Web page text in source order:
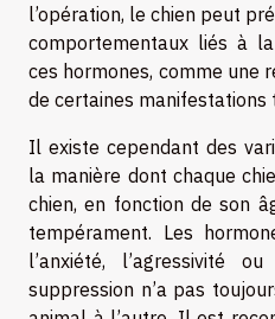
l’opération, le chien peut
comportementaux liés à
ces hormones, comme une
de certaines manifestations
Il existe cependant des
la manière dont chaque
chien, en fonction de son
tempérament. Les
l’anxiété, l’agressivité
suppression n’a pas